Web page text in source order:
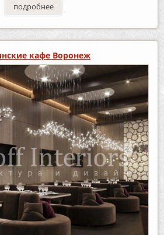
подробнее
кафе Воронеж